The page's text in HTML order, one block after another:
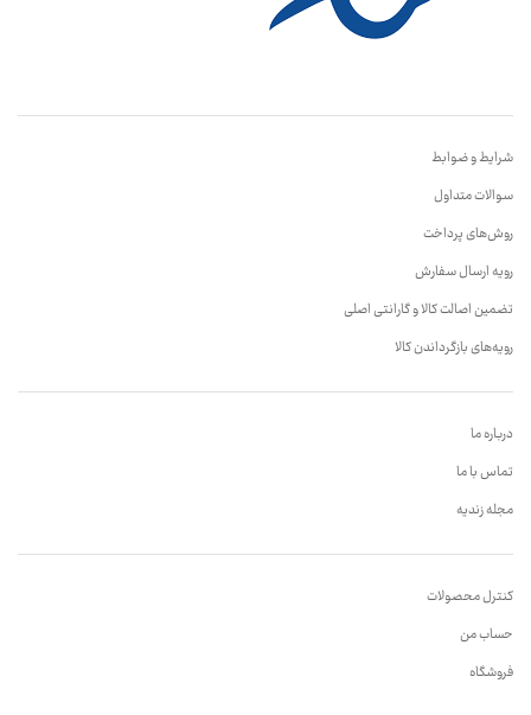
شرایط و ضوابط
سوالات متداول
روش‌های پرداخت
رویه ارسال سفارش
تضمین اصالت کالا و گارانتی اصلی
رویه‌های بازگرداندن کالا
درباره ما
تماس با ما
مجله زندیه
کنترل محصولات
حساب من
فروشگاه